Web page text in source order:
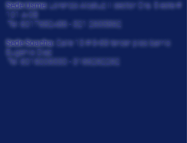
Sede Usme: Lorenzo Alcatuz II sector Cra. 5 este #
101 A-08
Tel: 6017682486 - 321 2935892
Sede Soacha: Calle 13 # 9-69 tercer piso barrio
Eugenio Diaz
Tel: 6019009330 - 3166292292